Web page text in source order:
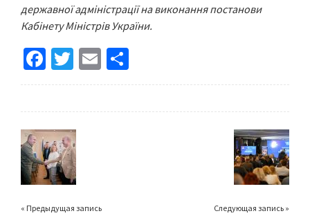
державної адміністрації на виконання постанови
Кабінету Міністрів України.
Fa
ce
o
o
k
T
wi
er
E
m h
« Предыдущая запись Следующая запись »